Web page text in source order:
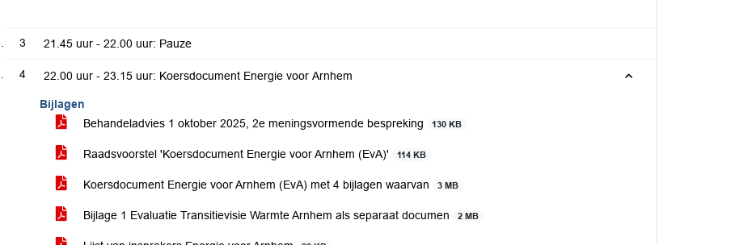
3 21.45 uur - 22.00 uur: Pauze
4 22.00 uur - 23.15 uur: Koersdocument Energie voor Arnhem
Bijlagen
Behandeladvies 1 oktober 2025, 2e meningsvormende bespreking
130 KB
Raadsvoorstel 'Koersdocument Energie voor Arnhem (EvA)' 114 KB
Koersdocument Energie voor Arnhem (EvA) met 4 bijlagen waarvan 3 MB
Bijlage 1 Evaluatie Transitievisie Warmte Arnhem als separaat documen 2 MB